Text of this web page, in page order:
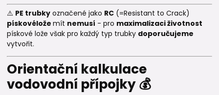
⚠️ PE trubky označené jako RC (=Resistant to Crack)
pískovélože mít nemusí - pro maximalizaci životnost
pískové lože však pro každý typ trubky doporučujeme
vytvořit.
Orientační kalkulace
vodovodní přípojky 💰